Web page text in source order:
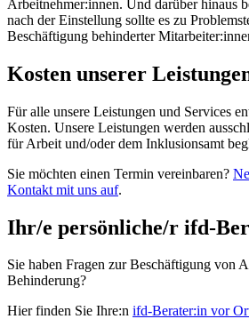
Arbeitnehmer:innen. Und darüber hinaus
nach der Einstellung sollte es zu
Beschäftigung behinderter
Kosten unserer
Für alle unsere Leistungen und Services
Kosten. Unsere Leistungen werden
für Arbeit und/oder dem Inklusionsamt
Sie möchten einen Termin vereinbaren?
Kontakt mit uns auf.
Ihr/e persönliche/r ifd-
Sie haben Fragen zur Beschäftigung von
Behinderung?
Hier finden Sie Ihre:n ifd-Berater:in vor